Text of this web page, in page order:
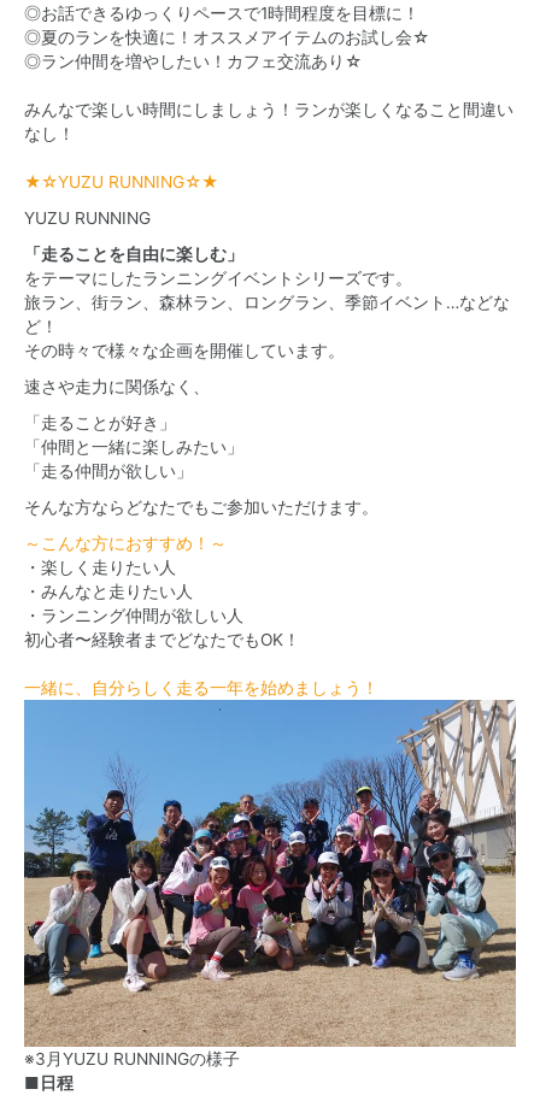
◎お話できるゆっくりペースで1時間程度を目標に！
◎夏のランを快適に！オススメアイテムのお試し会☆
◎ラン仲間を増やしたい！カフェ交流あり☆
みんなで楽しい時間にしましょう！ランが楽しくなること間違い
なし！
★☆YUZU RUNNING☆★
YUZU RUNNING
「走ることを自由に楽しむ」
をテーマにしたランニングイベントシリーズです。
旅ラン、街ラン、森林ラン、ロングラン、季節イベント…などな
ど！
その時々で様々な企画を開催しています。
速さや走力に関係なく、
「走ることが好き」
「仲間と一緒に楽しみたい」
「走る仲間が欲しい」
そんな方ならどなたでもご参加いただけます。
～こんな方におすすめ！～
・楽しく走りたい人
・みんなと走りたい人
・ランニング仲間が欲しい人
初心者〜経験者までどなたでもOK！
一緒に、自分らしく走る一年を始めましょう！
※3月YUZU RUNNINGの様子
■日程